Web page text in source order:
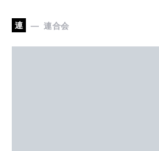
連 連合会